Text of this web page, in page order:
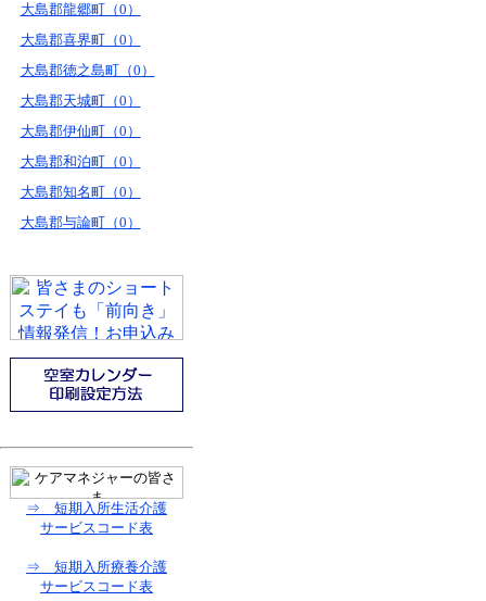
大島郡龍郷町（0）
大島郡喜界町（0）
大島郡徳之島町（0）
大島郡天城町（0）
大島郡伊仙町（0）
大島郡和泊町（0）
大島郡知名町（0）
大島郡与論町（0）
⇒ 短期入所生活介護
サービスコード表
⇒ 短期入所療養介護
サービスコード表